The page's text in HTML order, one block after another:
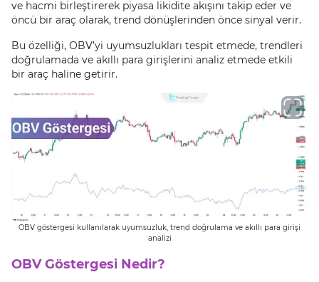
ve hacmi birleştirerek piyasa likidite akışını takip eder ve
öncü bir araç olarak, trend dönüşlerinden önce sinyal verir.
Bu özelliği, OBV’yi uyumsuzlukları tespit etmede, trendleri
doğrulamada ve akıllı para girişlerini analiz etmede etkili
bir araç haline getirir.
OBV göstergesi kullanılarak uyumsuzluk, trend doğrulama ve akıllı para girişi
analizi
OBV Göstergesi Nedir?